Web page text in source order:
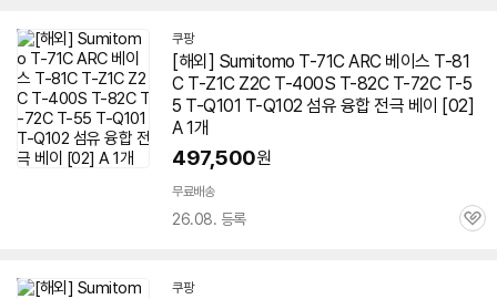
쿠팡
[해외] Sumitomo T-71C ARC 베이스 T-81
C T-Z1C Z2C T-400S T-82C T-72C T-5
5 T-Q101 T-Q102 섬유 융합 전극 베이 [02]
A 1개
497,500원
무료배송
26.08. 등록
관
쿠팡